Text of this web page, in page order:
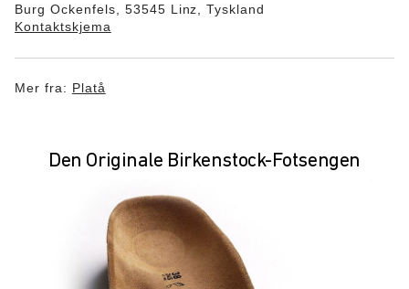
Burg Ockenfels, 53545 Linz, Tyskland
Kontaktskjema
Mer fra: Platå
Den Originale Birkenstock-Fotsengen